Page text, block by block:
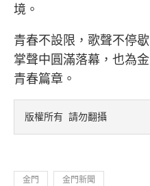
境。
青春不設限，歌聲不停
掌聲中圓滿落幕，也為
青春篇章。
版權所有 請勿翻攝
金門 金門新聞